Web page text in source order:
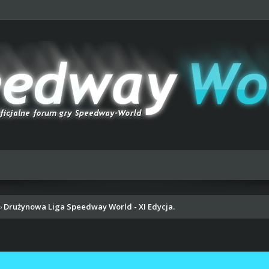
› Drużynowa Liga Speedway World - XI Edycja.